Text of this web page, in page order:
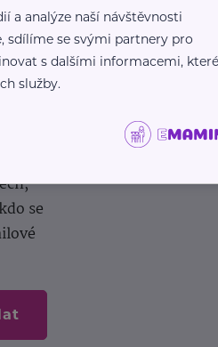
se
a analýze naší návštěvnosti
sdílíme se svými partnery pro
s dalšími informacemi, které
služby.